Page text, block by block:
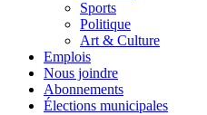
Sports
Politique
Art & Culture
Emplois
Nous joindre
Abonnements
Élections municipales